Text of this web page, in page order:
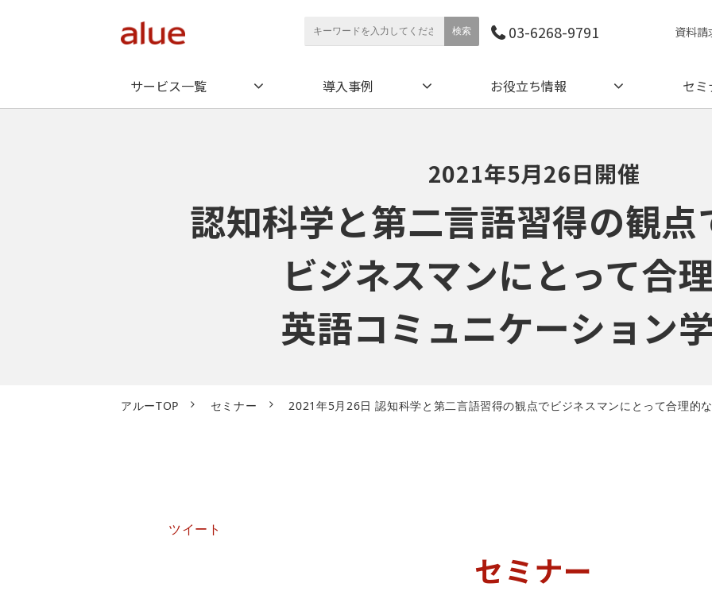
03-6268-9791 資料請
サービス一覧 導入事例 お役立ち情報 セミ
2021年5月26日開催
認知科学と第二言語習得の観点
ビジネスマンにとって合
英語コミュニケーション
アルーTOP セミナー 2021年5月26日 認知科学と第二言語習得の観点でビジネスマンにとって合理的
ツイート
セミナー